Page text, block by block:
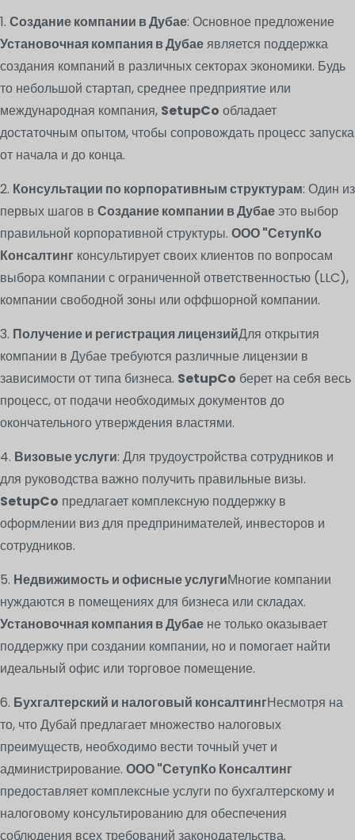
1. Создание компании в Дубае: Основное предложение
Установочная компания в Дубаеявляется поддержка
создания компаний в различных секторах экономики. Будь
то небольшой стартап, среднее предприятие или
международная компания, SetupCo обладает
достаточным опытом, чтобы сопровождать процесс запуска
от начала и до конца.
2. Консультации по корпоративным структурам: Один из
первых шагов в Создание компании в Дубаеэто выбор
правильной корпоративной структуры. ООО "СетупКо
Консалтинг консультирует своих клиентов по вопросам
выбора компании с ограниченной ответственностью (LLC),
компании свободной зоны или оффшорной компании.
3. Получение и регистрация лицензийДля открытия
компании в Дубае требуются различные лицензии в
зависимости от типа бизнеса. SetupCo берет на себя весь
процесс, от подачи необходимых документов до
окончательного утверждения властями.
4. Визовые услуги: Для трудоустройства сотрудников и
для руководства важно получить правильные визы.
SetupCo предлагает комплексную поддержку в
оформлении виз для предпринимателей, инвесторов и
сотрудников.
5. Недвижимость и офисные услугиМногие компании
нуждаются в помещениях для бизнеса или складах.
Установочная компания в Дубае не только оказывает
поддержку при создании компании, но и помогает найти
идеальный офис или торговое помещение.
6. Бухгалтерский и налоговый консалтингНесмотря на
то, что Дубай предлагает множество налоговых
преимуществ, необходимо вести точный учет и
администрирование. ООО "СетупКо Консалтинг
предоставляет комплексные услуги по бухгалтерскому и
налоговому консультированию для обеспечения
соблюдения всех требований законодательства.